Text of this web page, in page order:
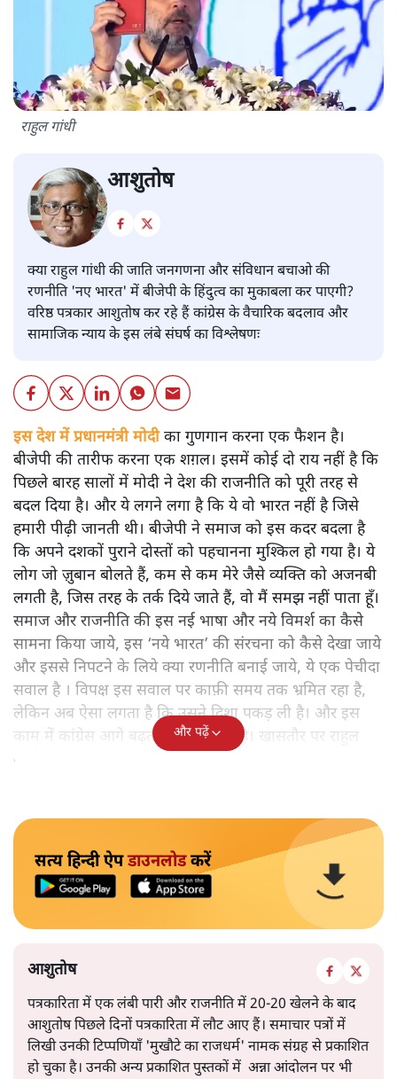
राहुल गांधी
आशुतोष
क्या राहुल गांधी की जाति जनगणना और संविधान बचाओ की
रणनीति 'नए भारत' में बीजेपी के हिंदुत्व का मुकाबला कर पाएगी?
वरिष्ठ पत्रकार आशुतोष कर रहे हैं कांग्रेस के वैचारिक बदलाव और
सामाजिक न्याय के इस लंबे संघर्ष का विश्लेषणः
इस देश में प्रधानमंत्री मोदीका गुणगान करना एक फैशन है।
बीजेपी की तारीफ करना एक शग़ल। इसमें कोई दो राय नहीं है कि
पिछले बारह सालों में मोदी ने देश की राजनीति को पूरी तरह से
बदल दिया है। और ये लगने लगा है कि ये वो भारत नहीं है जिसे
हमारी पीढ़ी जानती थी। बीजेपी ने समाज को इस कदर बदला है
कि अपने दशकों पुराने दोस्तों को पहचानना मुश्किल हो गया है। ये
लोग जो ज़ुबान बोलते हैं, कम से कम मेरे जैसे व्यक्ति को अजनबी
लगती है, जिस तरह के तर्क दिये जाते हैं, वो मैं समझ नहीं पाता हूँ।
समाज और राजनीति की इस नई भाषा और नये विमर्श का कैसे
सामना किया जाये, इस ‘नये भारत’ की संरचना को कैसे देखा जाये
और इससे निपटने के लिये क्या रणनीति बनाई जाये, ये एक पेचीदा
सवाल है । विपक्ष इस सवाल पर काफ़ी समय तक भ्रमित रहा है,
लेकिन अब ऐसा लगता है कि उसने दिशा पकड़ ली है। और इस
काम में कांग्रेस आगे बढ़ती दिखाई पड़ती है। खासतौर पर राहुल
गांधी।
और पढ़ें
सत्य हिन्दी ऐपडाउनलोडकरें
आशुतोष
पत्रकारिता में एक लंबी पारी और राजनीति में 20-20 खेलने के बाद
आशुतोष पिछले दिनों पत्रकारिता में लौट आए हैं। समाचार पत्रों में
लिखी उनकी टिप्पणियाँ 'मुखौटे का राजधर्म' नामक संग्रह से प्रकाशित
हो चुका है। उनकी अन्य प्रकाशित पुस्तकों में अन्ना आंदोलन पर भी